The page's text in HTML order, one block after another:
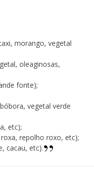
morango, vegetal
oleaginosas,
fonte);
vegetal verde
etc);
repolho roxo, etc);
cacau, etc).